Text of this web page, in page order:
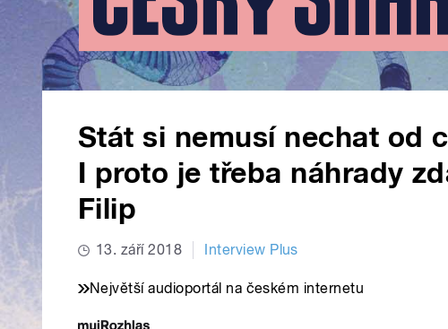
Stát si nemusí nechat od
I proto je třeba náhrady
Filip
13. září 2018 Interview Plus
Největší audioportál na českém internetu